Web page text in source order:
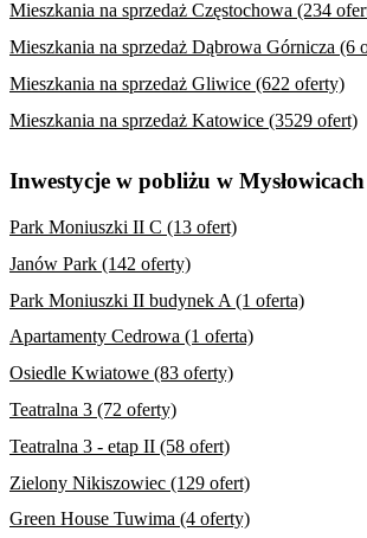
Mieszkania na sprzedaż Częstochowa (234
Mieszkania na sprzedaż Dąbrowa Górnicza (6
Mieszkania na sprzedaż Gliwice (622 oferty)
Mieszkania na sprzedaż Katowice (3529 ofert)
Inwestycje w pobliżu w Mysłowicach
Park Moniuszki II C (13 ofert)
Janów Park (142 oferty)
Park Moniuszki II budynek A (1 oferta)
Apartamenty Cedrowa (1 oferta)
Osiedle Kwiatowe (83 oferty)
Teatralna 3 (72 oferty)
Teatralna 3 - etap II (58 ofert)
Zielony Nikiszowiec (129 ofert)
Green House Tuwima (4 oferty)